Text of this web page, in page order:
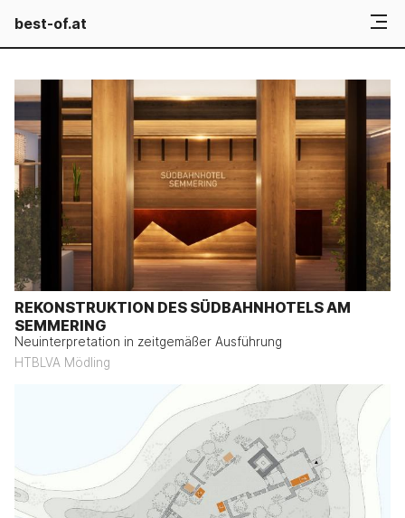
best-of.at
REKONSTRUKTION DES SÜDBAHNHOTELS AM
SEMMERING
Neuinterpretation in zeitgemäßer Ausführung
HTBLVA Mödling